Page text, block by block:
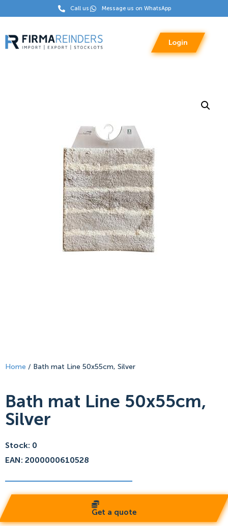
Call us Message us on WhatsApp
Login
Home / Bath mat Line 50x55cm, Silver
Bath mat Line 50x55cm,
Silver
Stock: 0
EAN: 2000000610528
Get a quote